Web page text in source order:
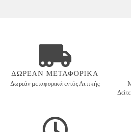
ΔΩΡΕΑΝ ΜΕΤΑΦΟΡΙΚΑ
Δωρεάν μεταφορικά εντόςΑττικής